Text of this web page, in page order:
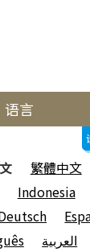
语言
繁體中文
Indonesia
العربية